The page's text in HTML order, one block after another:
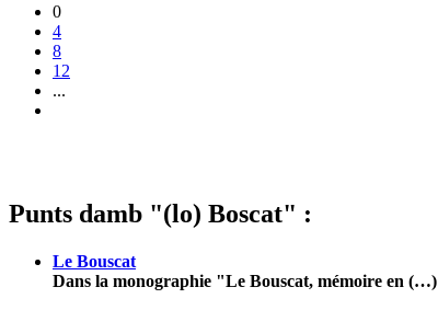
0
4
8
12
...
Punts damb "(lo) Boscat" :
Le Bouscat
Dans la monographie "Le Bouscat, mémoire en (…)